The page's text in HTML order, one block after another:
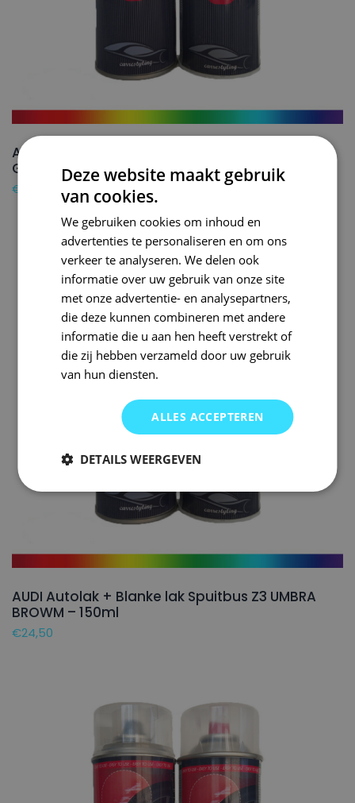
AUDI Autolak + Blanke lak Spuitbus U5 BRONZE
GRAY – 150ml
€
AUDI Autolak + Blanke lak Spuitbus Z3 UMBRA
BROWM – 150ml
€24,50
Deze website maakt gebruik
van cookies.
We gebruiken cookies om inhoud en
advertenties te personaliseren en om ons
verkeer te analyseren. We delen ook
informatie over uw gebruik van onze site
met onze advertentie- en analysepartners,
die deze kunnen combineren met andere
informatie die u aan hen heeft verstrekt of
die zij hebben verzameld door uw gebruik
van hun diensten.
ALLES ACCEPTEREN
DETAILS WEERGEVEN